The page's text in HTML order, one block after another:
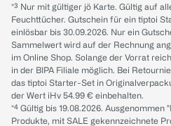
*³ Nur mit gültiger jö Karte. Gültig auf
Feuchttücher. Gutschein für ein tiptoi
einlösbar bis 30.09.2026. Nur ein
Sammelwert wird auf der Rechnung
im Online Shop. Solange der Vorrat
in der BIPA Filiale möglich. Bei
das tiptoi Starter-Set in
der Wert iHv 54.99 € einbehalten.
*⁴ Gültig bis 19.08.2026.
Produkte, mit SALE gekennzeichnete